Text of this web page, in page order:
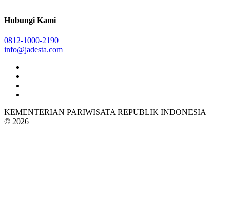
Hubungi Kami
0812-1000-2190
info@jadesta.com
KEMENTERIAN PARIWISATA REPUBLIK INDONESIA
© 2026